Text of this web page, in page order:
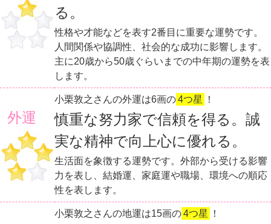
る。
性格や才能などを表す2番目に重要な運勢です。
人間関係や協調性、社会的な成功に影響します。
主に20歳から50歳ぐらいまでの中年期の運勢を表
します。
外運
小栗敦之さんの外運は6画の4つ星 ！
慎重な努力家で信頼を得る。誠
実な精神で向上心に優れる。
生活面を象徴する運勢です。外部から受ける影響
力を表し、結婚運、家庭運や職場、環境への順応
性を表します。
小栗敦之さんの地運は15画の4つ星 ！